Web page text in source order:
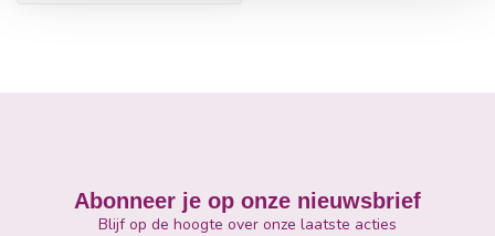
Abonneer je op onze nieuwsbrief
Blijf op de hoogte over onze laatste acties